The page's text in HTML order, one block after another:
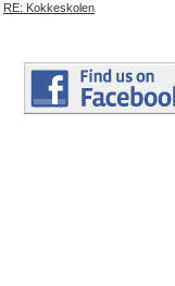
RE: Kokkeskolen